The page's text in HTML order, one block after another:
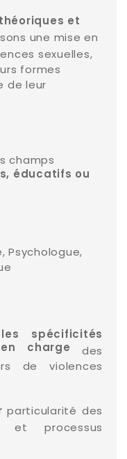
et
une mise en
sexuelles,
formes
de leur
champs
éducatifs ou
Psychologue,
spécificités
charge des
de violences
particularité des
et processus